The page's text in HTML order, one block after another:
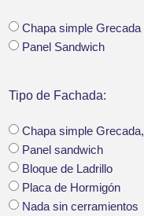
Chapa simple Grecada
Panel Sandwich
Tipo de Fachada:
Chapa simple Grecada,
Panel sandwich
Bloque de Ladrillo
Placa de Hormigón
Nada sin cerramientos